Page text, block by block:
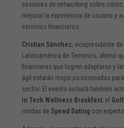
sesiones de networking sobre
mejorar la experiencia de usuario y
servicios financieros.
Cristian Sánchez, vicepresidente
Latinoamérica de Temenos, afirmó
financieras que logren adaptarse y
ágil estarán mejor posicionadas
sector. El evento incluirá también
in Tech Wellness Breakfast, el
rondas de Speed Dating con